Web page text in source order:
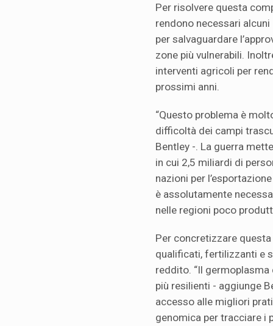
Per risolvere questa
rendono necessari
per salvaguardare
zone più vulnerabili.
interventi agricoli per
prossimi anni.
“Questo problema è
difficoltà dei campi
Bentley -. La guerra
in cui 2,5 miliardi di
nazioni per
è assolutamente
nelle regioni poco
Per concretizzare
qualificati, fertilizzanti e
reddito. “Il
più resilienti - aggiunge
accesso alle migliori
genomica per tracciare i